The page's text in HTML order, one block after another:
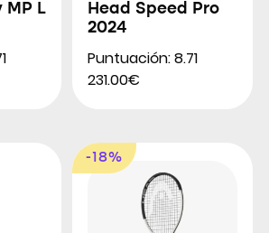
MP L
Head Speed Pro
2024
Puntuación: 8.71
231.00€
-18%